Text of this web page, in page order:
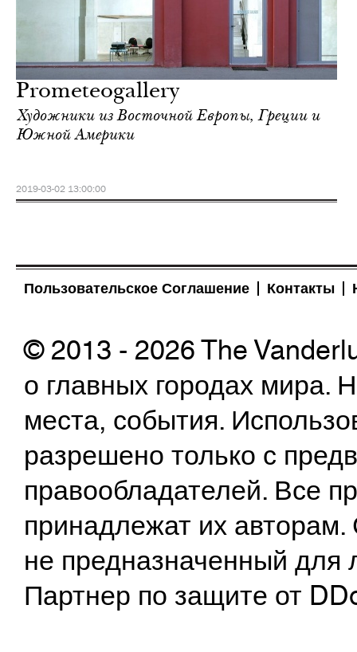
Prometeogallery
Художники из Восточной Европы, Греции и
Южной Америки
2019-03-02 13:00:00
Пользовательское Соглашение Контакты
© 2013 - 2026 The
о главных городах
места, события.
разрешено только с
правообладателей. Все
принадлежат их
не предназначенный
Партнер по защите от